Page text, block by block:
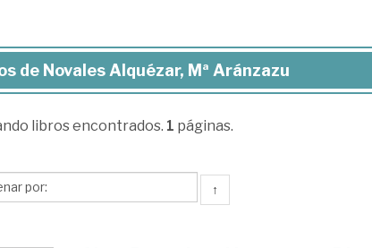
de Novales Alquézar, Mª Aránzazu
libros encontrados. 1 páginas.
↑